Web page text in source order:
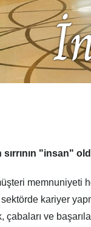
sırrının "insan"
memnuniyeti
kariyer
ve